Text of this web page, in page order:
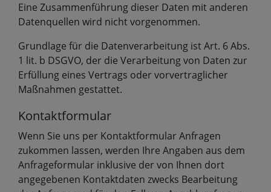
Eine Zusammenführung dieser Daten mit anderen
Datenquellen wird nicht vorgenommen.
Grundlage für die Datenverarbeitung ist Art. 6 Abs.
1 lit. b DSGVO, der die Verarbeitung von Daten zur
Erfüllung eines Vertrags oder vorvertraglicher
Maßnahmen gestattet.
Kontaktformular
Wenn Sie uns per Kontaktformular Anfragen
zukommen lassen, werden Ihre Angaben aus dem
Anfrageformular inklusive der von Ihnen dort
angegebenen Kontaktdaten zwecks Bearbeitung